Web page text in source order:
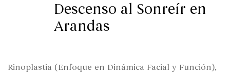
Descenso al Sonreír en
Arandas
Rinoplastia (Enfoque en Dinámica Facial y Función),